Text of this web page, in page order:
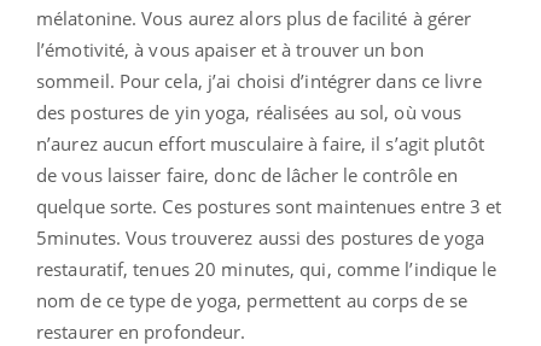
mélatonine. Vous aurez alors plus de facilité à gérer
l’émotivité, à vous apaiser et à trouver un bon
sommeil. Pour cela, j’ai choisi d’intégrer dans ce livre
des postures de yin yoga, réalisées au sol, où vous
n’aurez aucun effort musculaire à faire, il s’agit plutôt
de vous laisser faire, donc de lâcher le contrôle en
quelque sorte. Ces postures sont maintenues entre 3 et
5minutes. Vous trouverez aussi des postures de yoga
restauratif, tenues 20 minutes, qui, comme l’indique le
nom de ce type de yoga, permettent au corps de se
restaurer en profondeur.